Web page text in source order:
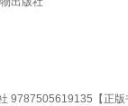
9787505619135【正版